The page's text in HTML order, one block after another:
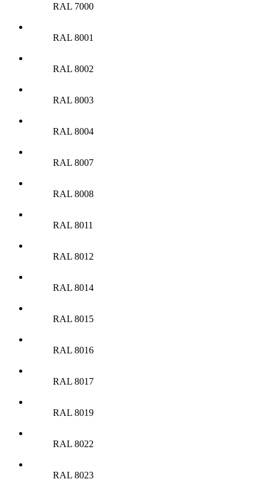
RAL 7000
RAL 8001
RAL 8002
RAL 8003
RAL 8004
RAL 8007
RAL 8008
RAL 8011
RAL 8012
RAL 8014
RAL 8015
RAL 8016
RAL 8017
RAL 8019
RAL 8022
RAL 8023